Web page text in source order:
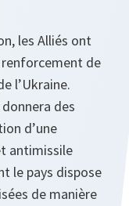
les Alliés ont
renforcement de
l’Ukraine.
des
d’une
antimissile
le pays dispose
de manière